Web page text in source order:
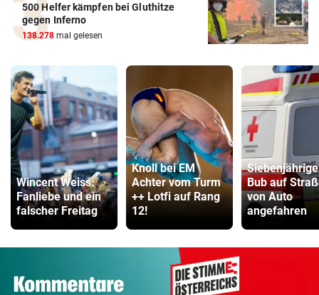
500 Helfer kämpfen bei Gluthitze
gegen Inferno
138.278 mal gelesen
Wincent Weiss:
Fanliebe und ein
falscher Freitag
Knoll bei EM
Achter vom Turm
++ Lotfi auf Rang
12!
Bub auf
von Auto
angefahren